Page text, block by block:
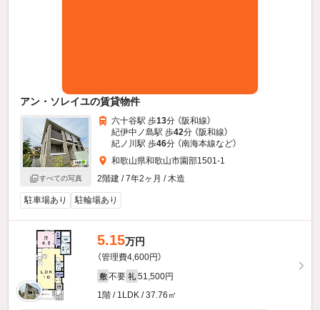
アン・ソレイユの賃貸物件
すべての写真
六十谷駅 歩13分 （阪和線）
紀伊中ノ島駅 歩42分 （阪和線）
紀ノ川駅 歩46分 （南海本線など）
和歌山県和歌山市園部1501-1
2階建 / 7年2ヶ月 / 木造
駐車場あり 駐輪場あり
5.15万円
（管理費4,600円）
敷 不要 礼 51,500円
1階 / 1LDK / 37.76㎡